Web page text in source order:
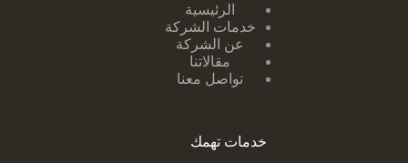
الرئيسية
خدمات الشركة
عن الشركة
مقالاتنا
تواصل معنا
خدمات تهمك